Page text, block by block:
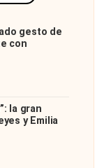
gesto de
con
la gran
y Emilia